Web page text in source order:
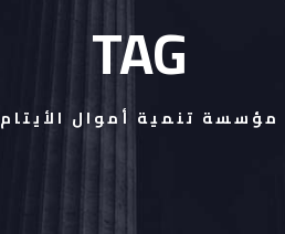
TAG
مؤسسة تنمية أموال الأيتام